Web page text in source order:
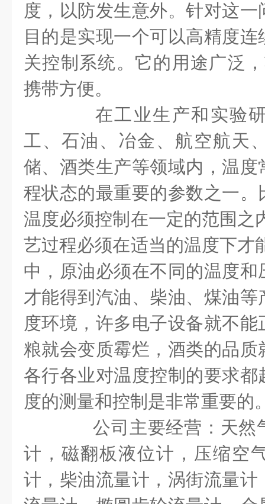
度，以防发生意外。针对这
目的是实现一个可以高精度
关控制系统。它的用途广泛
携带方便。
在工业生产和实验研
工、石油、冶金、航空航天
储、酒类生产等领域内，温
程状态的最重要的参数之一
温度必须控制在一定的范围之
艺过程必须在适当的温度下才
中，原油必须在不同的温度
才能得到汽油、柴油、煤油
度环境，许多电子设备就不
粮就会变质霉烂，酒类的品
各行各业对温度控制的要求
度的测量和控制是非常重要的
公司主要经营：天然
计，磁翻板液位计，压缩空
计，柴油流量计，涡街流量